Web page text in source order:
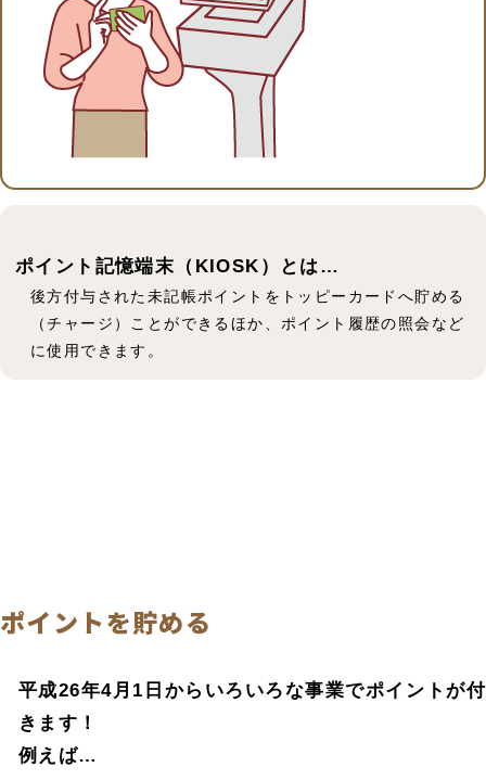
ポイント記憶端末（KIOSK）とは…
後方付与された未記帳ポイントをトッピーカードへ貯める
（チャージ）ことができるほか、ポイント履歴の照会など
に使用できます。
ポイントを貯める
平成26年4月1日からいろいろな事業でポイントが付
きます！
例えば…